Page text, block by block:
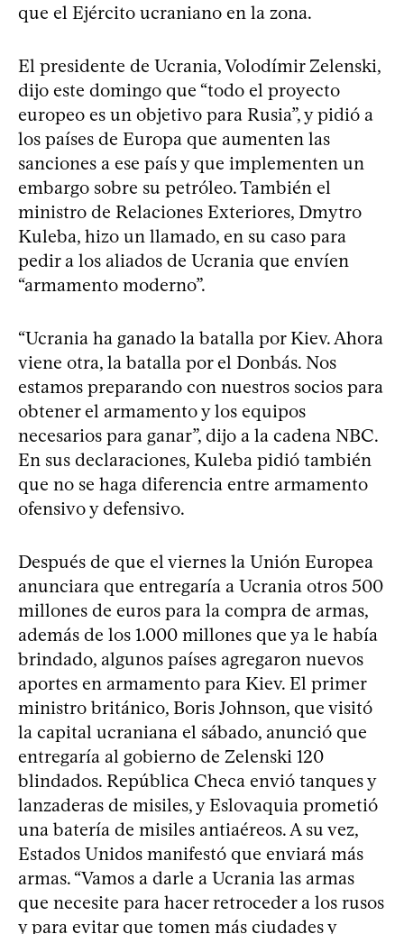
que el Ejército ucraniano en la zona.
El presidente de Ucrania, Volodímir Zelenski,
dijo este domingo que “todo el proyecto
europeo es un objetivo para Rusia”, y pidió a
los países de Europa que aumenten las
sanciones a ese país y que implementen un
embargo sobre su petróleo. También el
ministro de Relaciones Exteriores, Dmytro
Kuleba, hizo un llamado, en su caso para
pedir a los aliados de Ucrania que envíen
“armamento moderno”.
“Ucrania ha ganado la batalla por Kiev. Ahora
viene otra, la batalla por el Donbás. Nos
estamos preparando con nuestros socios para
obtener el armamento y los equipos
necesarios para ganar”, dijo a la cadena NBC.
En sus declaraciones, Kuleba pidió también
que no se haga diferencia entre armamento
ofensivo y defensivo.
Después de que el viernes la Unión Europea
anunciara que entregaría a Ucrania otros 500
millones de euros para la compra de armas,
además de los 1.000 millones que ya le había
brindado, algunos países agregaron nuevos
aportes en armamento para Kiev. El primer
ministro británico, Boris Johnson, que visitó
la capital ucraniana el sábado, anunció que
entregaría al gobierno de Zelenski 120
blindados. República Checa envió tanques y
lanzaderas de misiles, y Eslovaquia prometió
una batería de misiles antiaéreos. A su vez,
Estados Unidos manifestó que enviará más
armas. “Vamos a darle a Ucrania las armas
que necesite para hacer retroceder a los rusos
y para evitar que tomen más ciudades y